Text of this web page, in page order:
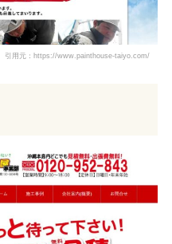
引用元：https://www.painthouse-taiyo.com/